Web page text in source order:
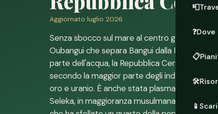
📮
❓Dove
📋
🛠️
📱
Aggiornato luglio 2026
Senza sbocco sul mare al centro geografico
Oubangui che separa Bangui dalla Repubblica
parte dell'acqua, la Repubblica Centrafricana
secondo la maggior parte degli indicatori,
oro e uranio. È anche stata plasmata dal
Seleka, in maggioranza musulmana, e le